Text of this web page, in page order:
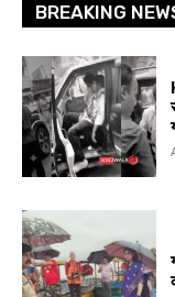
BREAKING